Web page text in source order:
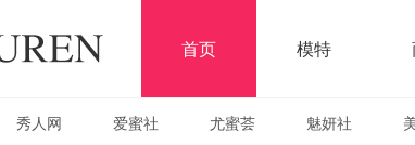
首页 模特
秀人网 爱蜜社 尤蜜荟 魅妍社